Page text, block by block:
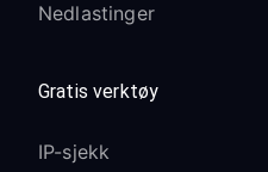
Nedlastinger
Gratis verktøy
IP-sjekk